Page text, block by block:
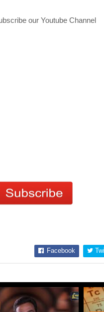
our Youtube Channel
Facebook